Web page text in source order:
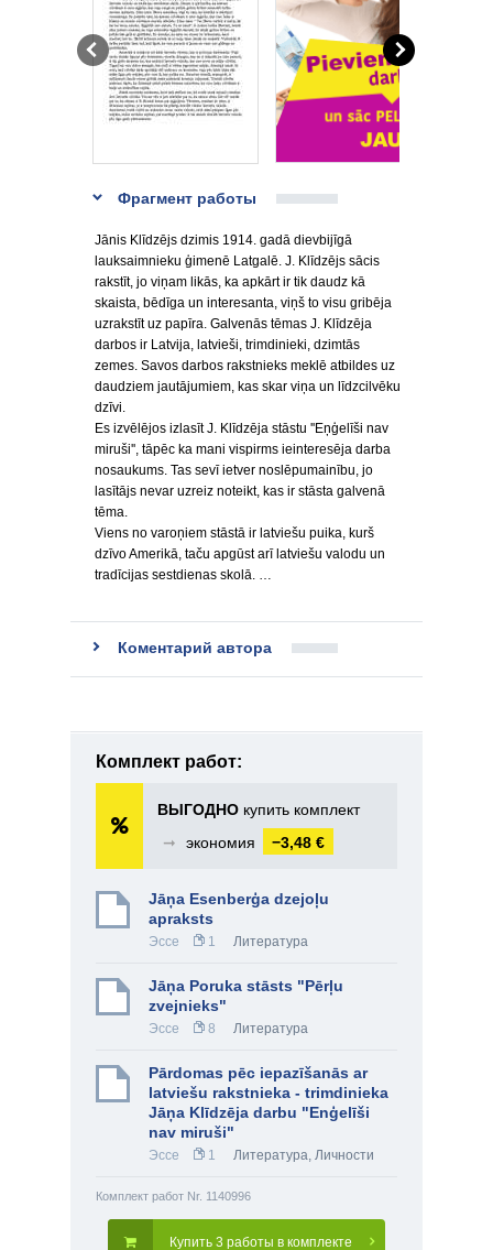
Фрагмент работы
Jānis Klīdzējs dzimis 1914. gadā dievbijīgā
lauksaimnieku ģimenē Latgalē. J. Klīdzējs sācis
rakstīt, jo viņam likās, ka apkārt ir tik daudz kā
skaista, bēdīga un interesanta, viņš to visu gribēja
uzrakstīt uz papīra. Galvenās tēmas J. Klīdzēja
darbos ir Latvija, latvieši, trimdinieki, dzimtās
zemes. Savos darbos rakstnieks meklē atbildes uz
daudziem jautājumiem, kas skar viņa un līdzcilvēku
dzīvi.
Es izvēlējos izlasīt J. Klīdzēja stāstu ''Eņģelīši nav
miruši'', tāpēc ka mani vispirms ieinteresēja darba
nosaukums. Tas sevī ietver noslēpumainību, jo
lasītājs nevar uzreiz noteikt, kas ir stāsta galvenā
tēma.
Viens no varoņiem stāstā ir latviešu puika, kurš
dzīvo Amerikā, taču apgūst arī latviešu valodu un
tradīcijas sestdienas skolā. …
Коментарий автора
Комплект работ:
ВЫГОДНО купить комплект
➞
экономия −3,48 €
Jāņa Esenberģa dzejoļu
apraksts
Эссе 1 Литература
Jāņa Poruka stāsts "Pērļu
zvejnieks"
Эссе 8 Литература
Pārdomas pēc iepazīšanās ar
latviešu rakstnieka - trimdinieka
Jāņa Klīdzēja darbu "Enģelīši
nav miruši"
Эссе 1 Литература, Личности
Комплект работ Nr. 1140996
Купить 3 работы в комплекте